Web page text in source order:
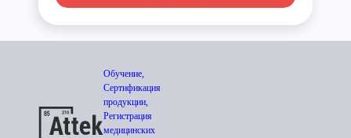
Обучение,
Сертификация
продукции,
Регистрация
медицинских